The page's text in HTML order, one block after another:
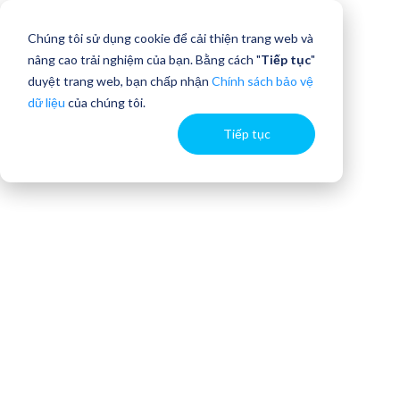
Chúng tôi sử dụng cookie để cải thiện trang web và
nâng cao trải nghiệm của bạn. Bằng cách "Tiếp tục"
duyệt trang web, bạn chấp nhận Chính sách bảo vệ
dữ liệu của chúng tôi.
Tiếp tục